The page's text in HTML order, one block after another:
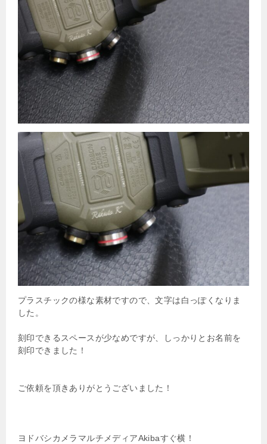
プラスチックの様な素材ですので、文字は白っぽくなりま
した。
刻印できるスペースが少なめですが、しっかりとお名前を
刻印できました！
ご依頼を頂きありがとうございました！
ヨドバシカメラマルチメディアAkibaすぐ横！